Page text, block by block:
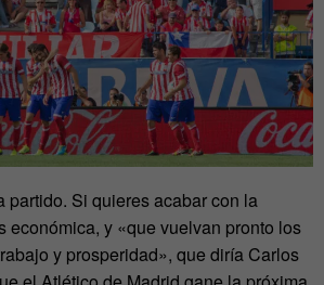
partido. Si quieres acabar con la
económica, y «que vuelvan pronto los
y prosperidad», que diría Carlos